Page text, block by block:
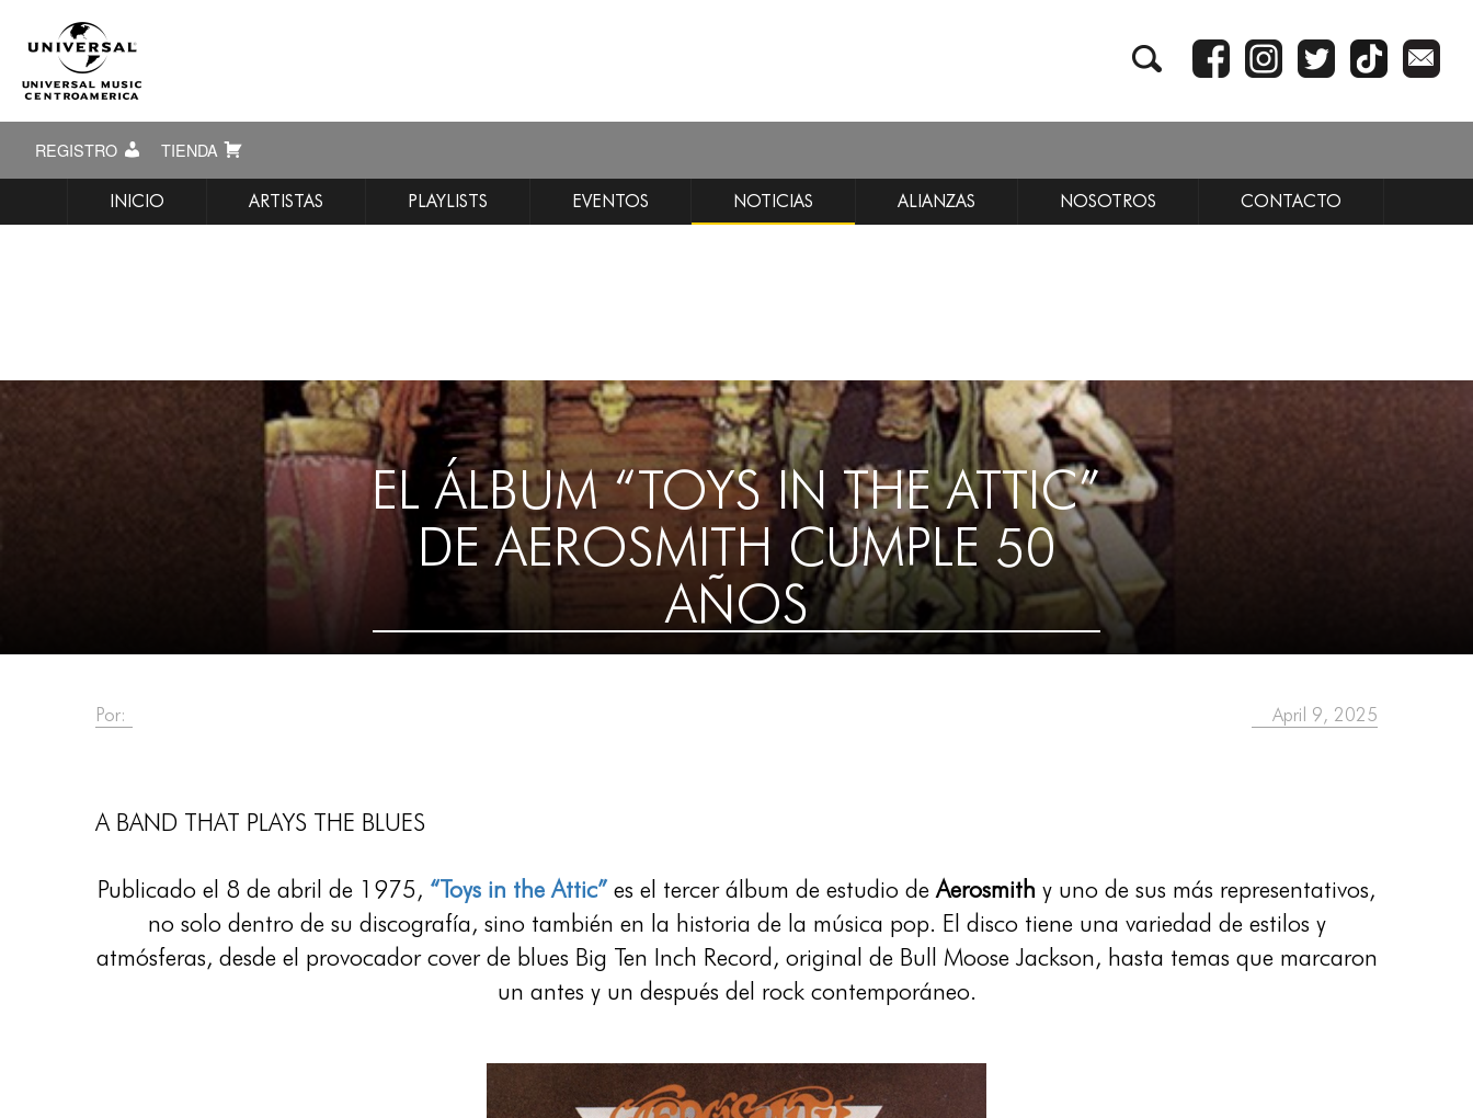
REGISTRO TIENDA
INICIO ARTISTAS PLAYLISTS EVENTOS NOTICIAS ALIANZAS NOSOTROS CONTACTO
EL ÁLBUM “TOYS IN THE ATTIC”
DE AEROSMITH CUMPLE 50
AÑOS
Por: April 9, 2025
A BAND THAT PLAYS THE BLUES
Publicado el 8 de abril de 1975, “Toys in the Attic” es el tercer álbum de estudio de Aerosmith y uno de sus más representativos,
no solo dentro de su discografía, sino también en la historia de la música pop. El disco tiene una variedad de estilos y
atmósferas, desde el provocador cover de blues Big Ten Inch Record, original de Bull Moose Jackson, hasta temas que marcaron
un antes y un después del rock contemporáneo.